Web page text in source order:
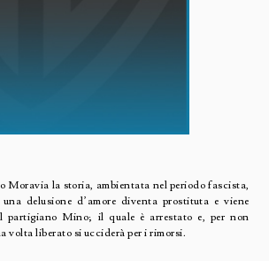
Moravia la storia, ambientata nel periodo fascista,
delusione d’amore diventa prostituta e viene
partigiano Mino; il quale è arrestato e, per non
volta liberato si ucciderà per i rimorsi.